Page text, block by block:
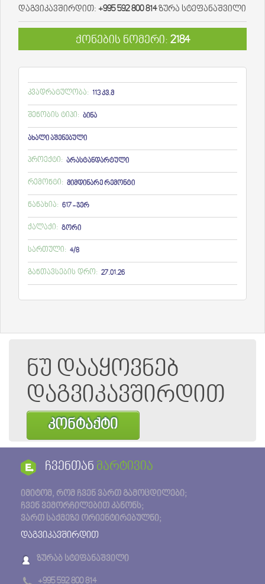
დაგვიკავშირდით: +995 592 800 814ზურა სტეფანაშვილი
ქონების ნომერი: 2184
კვადრატულობა: 113 კვ.მ
შენობის ტიპი: ბინა
ახალი აშენებული
პროექტი: არასტანდარტული
რემონტი: მიმდინარე რემონტი
ნანახია: 617 - ჯერ
ქალაქი: გორი
სართული: 4/8
განთავსების დრო: 27.01.26
ნუ დააყოვნებ
დაგვიკავშირდით
კონტაქტი
ჩვენთან მარტივია
იმიტომ, რომ ჩვენ ვართ გამოცდილები;
ჩვენ ვემორჩილებით კანონს;
ვართ საქმეზე ორიენტირებულნი;
დაგვიკავშირდით
ზურაბ სტეფანაშვილი
+995 592 800 814